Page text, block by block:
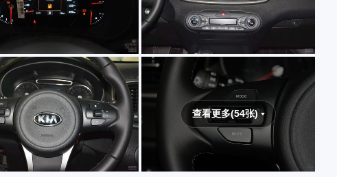
查看更多(54张)